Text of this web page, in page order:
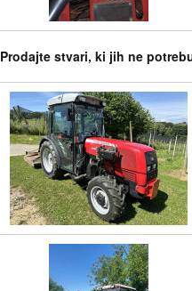
Prodajte stvari, ki jih ne